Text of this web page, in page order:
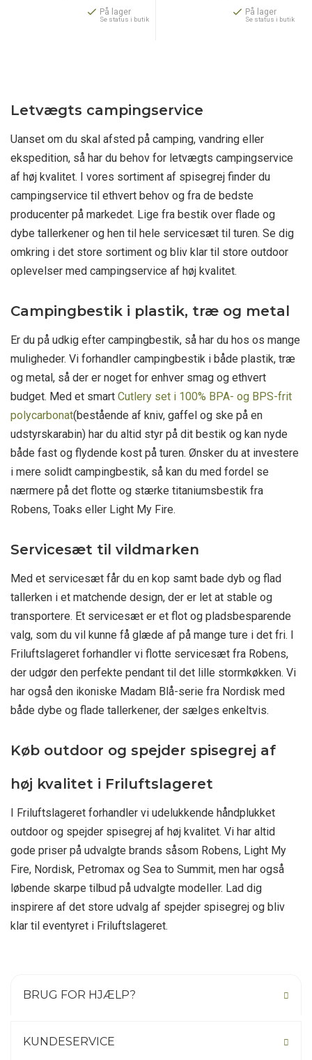
På lager
Se status i butik
På lager
Se status i butik
Letvægts campingservice
Uanset om du skal afsted på camping, vandring eller
ekspedition, så har du behov for letvægts campingservice
af høj kvalitet. I vores sortiment af spisegrej finder du
campingservice til ethvert behov og fra de bedste
producenter på markedet. Lige fra bestik over flade og
dybe tallerkener og hen til hele servicesæt til turen. Se dig
omkring i det store sortiment og bliv klar til store outdoor
oplevelser med campingservice af høj kvalitet.
Campingbestik i plastik, træ og metal
Er du på udkig efter campingbestik, så har du hos os mange
muligheder. Vi forhandler campingbestik i både plastik, træ
og metal, så der er noget for enhver smag og ethvert
budget. Med et smart Cutlery set i 100% BPA- og BPS-frit
polycarbonat(bestående af kniv, gaffel og ske på en
udstyrskarabin) har du altid styr på dit bestik og kan nyde
både fast og flydende kost på turen. Ønsker du at investere
i mere solidt campingbestik, så kan du med fordel se
nærmere på det flotte og stærke titaniumsbestik fra
Robens, Toaks eller Light My Fire.
Servicesæt til vildmarken
Med et servicesæt får du en kop samt bade dyb og flad
tallerken i et matchende design, der er let at stable og
transportere. Et servicesæt er et flot og pladsbesparende
valg, som du vil kunne få glæde af på mange ture i det fri. I
Friluftslageret forhandler vi flotte servicesæt fra Robens,
der udgør den perfekte pendant til det lille stormkøkken. Vi
har også den ikoniske Madam Blå-serie fra Nordisk med
både dybe og flade tallerkener, der sælges enkeltvis.
Køb outdoor og spejder spisegrej af
høj kvalitet i Friluftslageret
I Friluftslageret forhandler vi udelukkende håndplukket
outdoor og spejder spisegrej af høj kvalitet. Vi har altid
gode priser på udvalgte brands såsom Robens, Light My
Fire, Nordisk, Petromax og Sea to Summit, men har også
løbende skarpe tilbud på udvalgte modeller. Lad dig
inspirere af det store udvalg af spejder spisegrej og bliv
klar til eventyret i Friluftslageret.
BRUG FOR HJÆLP?
KUNDESERVICE